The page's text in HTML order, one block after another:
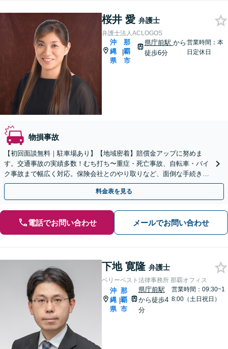
桜井 愛 弁護士
弁護士法人ACLOGOS
沖
縄
県
|
那
覇
市
県庁前駅 から
徒歩6分
営業時間：本
日定休日
物損事故
【初回面談無料｜駐車場あり】【地域密着】賠償金アップに努めま
す。交通事故の実績多数！むち打ち〜重症・死亡事故、自転車・バイ
ク事故まで幅広く対応。保険会社とのやり取りなど、面倒な手続きを
代理いたします。お早めにご相談ください【WEB面談可】
料金表を見る
電話でお問い合わせ メールでお問い合わせ
下地 寛隆 弁護士
ベリーベスト法律事務所 那覇オフィス
沖
縄
県
|
那
覇
市
県庁前駅
から徒歩4
分
営業時間：09:30~1
8:00（土日祝日）